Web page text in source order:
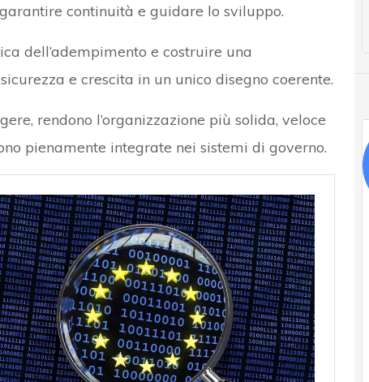
continuità e guidare lo sviluppo.
dell’adempimento e costruire una
e crescita in un unico disegno coerente.
rendono l’organizzazione più solida, veloce
pienamente integrate nei sistemi di governo.